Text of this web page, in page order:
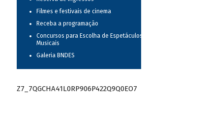
Filmes e festivais de cinema
Receba a programação
Concursos para Escolha de Espetáculos
Musicais
Galeria BNDES
Z7_7QGCHA41L0RP906P422Q9Q0EO7